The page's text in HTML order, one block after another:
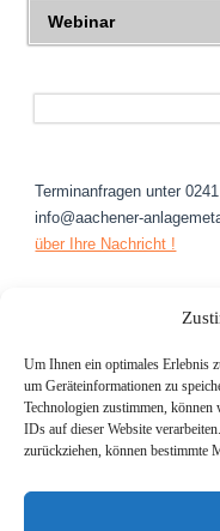
Um Ihnen ein optimales Erlebnis
um Geräteinformationen zu
Technologien zustimmen,
IDs auf dieser Website
zurückziehen, können bestimmte
Webinar
Terminanfragen unter
info@aachener-
über Ihre Nachricht !
Kundeninformationen
Numismatik